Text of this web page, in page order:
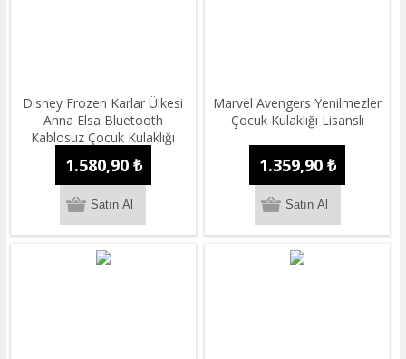
Disney Frozen Karlar Ülkesi
Anna Elsa Bluetooth
Kablosuz Çocuk Kulaklığı
1.580,90 ₺
Marvel Avengers Yenilmezler
Çocuk Kulaklığı Lisanslı
1.359,90 ₺